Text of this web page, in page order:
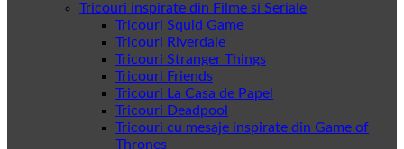
Tricouri inspirate din Filme si Seriale
Tricouri Squid Game
Tricouri Riverdale
Tricouri Stranger Things
Tricouri Friends
Tricouri La Casa de Papel
Tricouri Deadpool
Tricouri cu mesaje inspirate din Game of
Thrones